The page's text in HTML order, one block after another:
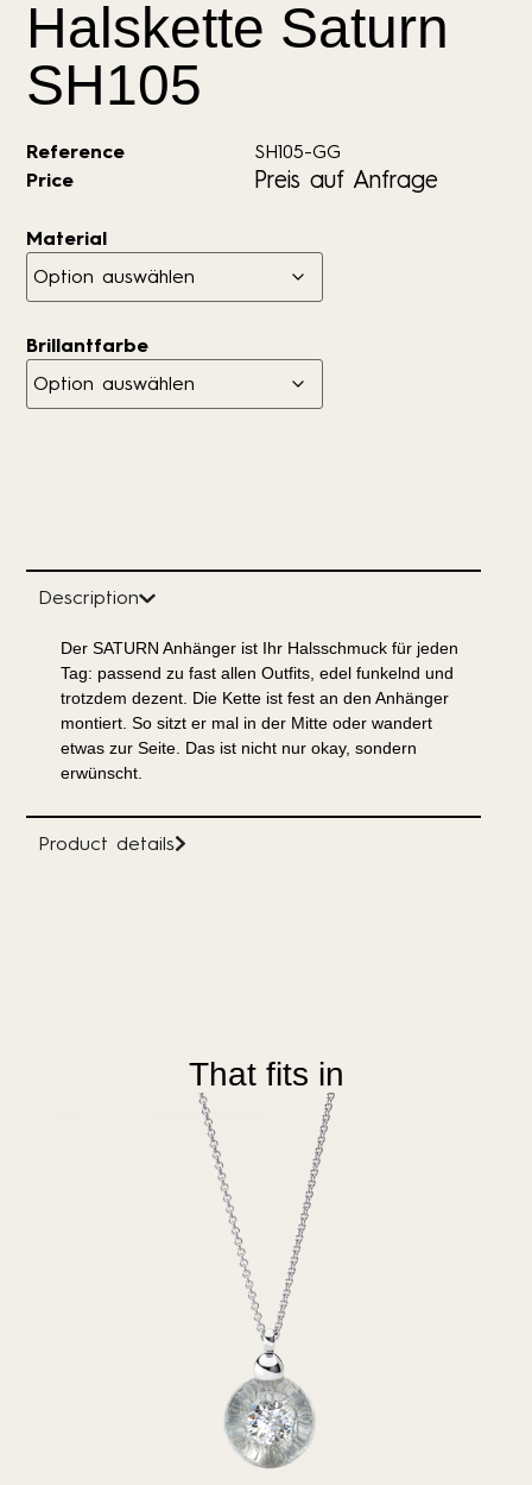
Halskette Saturn
SH105
Reference
SH105-GG
Price
Preis auf Anfrage
Material
Brillantfarbe
Description
Der SATURN Anhänger ist Ihr Halsschmuck für jeden
Tag: passend zu fast allen Outfits, edel funkelnd und
trotzdem dezent. Die Kette ist fest an den Anhänger
montiert. So sitzt er mal in der Mitte oder wandert
etwas zur Seite. Das ist nicht nur okay, sondern
erwünscht.
Product details
That fits in